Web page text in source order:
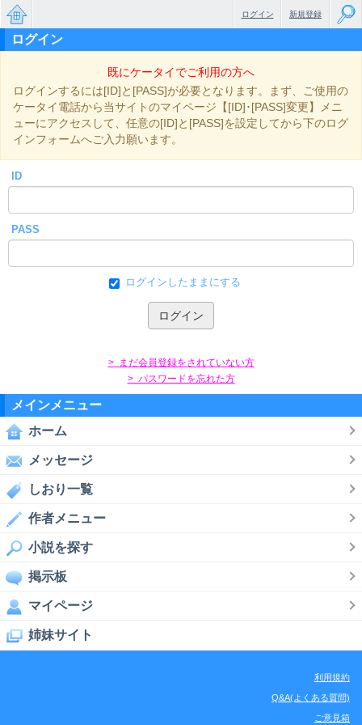
無料で
っと大
小説
新規登録
ログイン
ログイン
既にケータイでご利用の方へ
ログインするには[ID]と[PASS]が必要となります。まず、ご使用の
ケータイ電話から当サイトのマイページ【[ID]･[PASS]変更】メニ
ューにアクセスして、任意の[ID]と[PASS]を設定してから下のログ
インフォームへご入力願います。
ID
PASS
ログインしたままにする
> まだ会員登録をされていない方
> パスワードを忘れた方
メインメニュー
ホーム
メッセージ
しおり一覧
作者メニュー
小説を探す
掲示板
マイページ
姉妹サイト
利用規約
Q&A(よくある質問)
ご意見箱